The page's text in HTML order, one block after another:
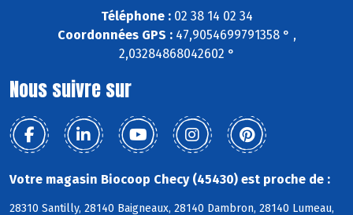
Téléphone :02 38 14 02 34
Coordonnées GPS :47,9054699791358 ° ,
2,03284868042602 °
Nous suivre sur
Votre magasin Biocoop Checy (45430) est proche de :
28310 Santilly, 28140 Baigneaux, 28140 Dambron, 28140 Lumeau,